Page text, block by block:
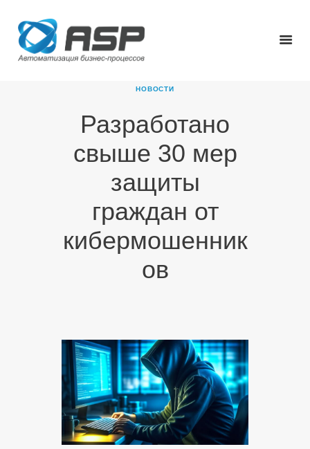
НОВОСТИ
Разработано
свыше 30 мер
защиты
граждан от
кибермошенник
ов
ГЛАВНАЯ
О КОМПАНИИ
НОВОСТИ
КАРЬЕРА
ПАРТНЕРЫ
КОНТАКТЫ